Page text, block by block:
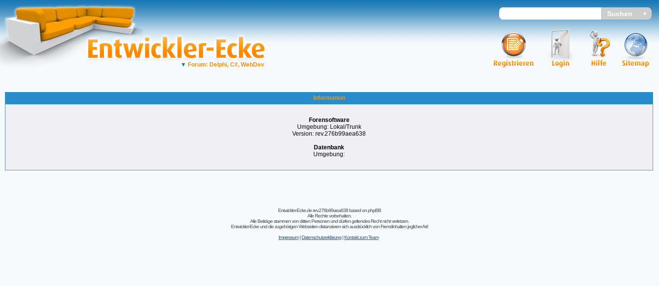
▼ Forum: Delphi, C#, WebDev
Information
Forensoftware
Umgebung: Lokal/Trunk
Version: rev.276b99aea638
Datenbank
Umgebung:
Entwickler-Ecke.de rev.276b99aea638based onphpBB
Alle Rechte vorbehalten.
Alle Beiträge stammen von dritten Personen und dürfen geltendes Recht nicht verletzen.
Entwickler-Ecke und die zugehörigen Webseiten distanzieren sich ausdrücklich von Fremdinhalten jeglicher Art!
Impressum|Datenschutzerklärung |Kontakt zum Team